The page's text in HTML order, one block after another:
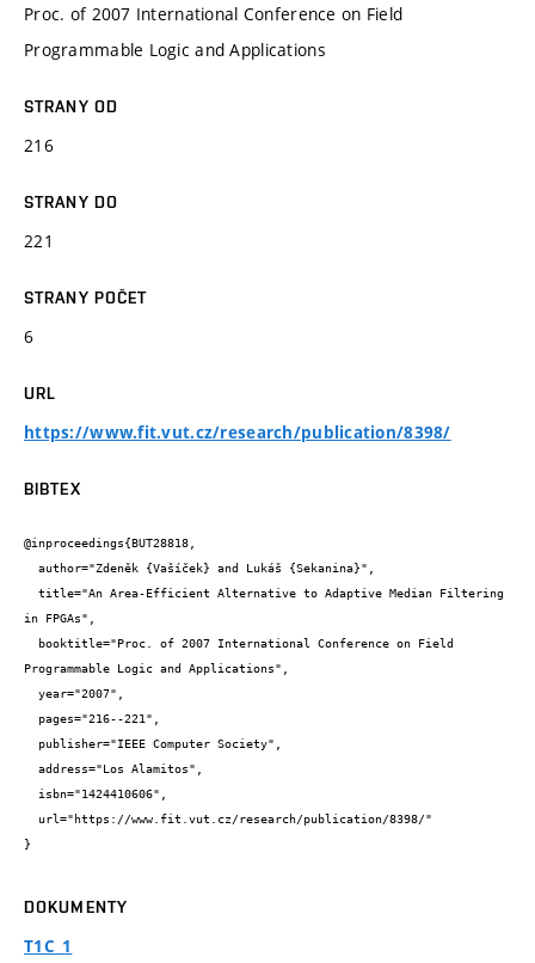
Proc. of 2007 International Conference on Field
Programmable Logic and Applications
STRANY OD
216
STRANY DO
221
STRANY POČET
6
URL
https://www.fit.vut.cz/research/publication/8398/
BIBTEX
@inproceedings{BUT28818,
in FPGAs",
Programmable Logic and Applications",
}
DOKUMENTY
T1C_1